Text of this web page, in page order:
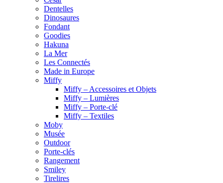
Dentelles
Dinosaures
Fondant
Goodies
Hakuna
La Mer
Les Connectés
Made in Europe
Miffy
Miffy – Accessoires et Objets
Miffy – Lumières
Miffy – Porte-clé
Miffy – Textiles
Moby
Musée
Outdoor
Porte-clés
Rangement
Smiley
Tirelires